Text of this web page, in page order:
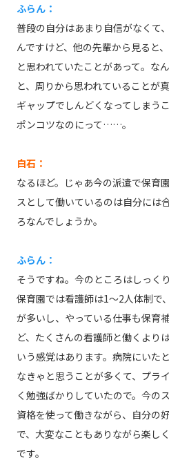
ふらん：
普段の自分はあまり自信がなくて
んですけど、他の先輩から見ると
と思われていたことがあって。な
と、周りから思われていることが
ギャップでしんどくなってしまう
ポンコツなのにって……。
白石：
なるほど。じゃあ今の派遣で保育
スとして働いているのは自分には
ろなんでしょうか。
ふらん：
そうですね。今のところはしっく
保育園では看護師は1～2人体制で
が多いし、やっている仕事も保育
ど、たくさんの看護師と働くより
いう感覚はあります。病院にいた
なきゃと思うことが多くて、プラ
く勉強ばかりしていたので。今の
資格を使って働きながら、自分の
で、大変なこともありながら楽し
です。